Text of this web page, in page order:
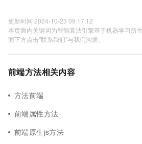
更新时间 2024-10-23 09:17:12
本页面内关键词为智能算法引擎基于机器学习所
面下方点击"联系我们"与我们沟通。
前端方法相关内容
方法前端
前端属性方法
前端原生js方法